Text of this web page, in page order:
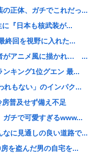
の正体、ガチでこれだっ...
『日本も核武装が...
終回を視野に入れた...
がアニメ風に描かれ… ...
キング1位グエン 最...
れもない」のインパク...
普及せず備え不足
ガチで可愛すぎるwww...
なに見通しの良い道路で...
を盗んだ男の自宅を...